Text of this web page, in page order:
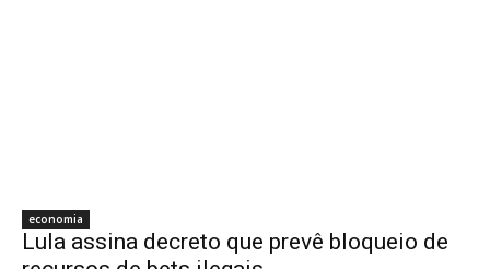
economia
Lula assina decreto que prevê bloqueio de